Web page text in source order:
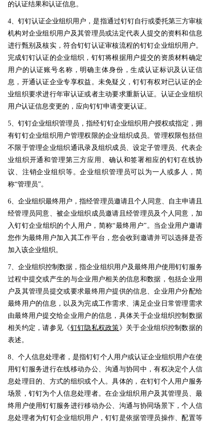
的认证结果和认证信息。
4、钉钉认证企业组织用户，是指通过钉钉自行或委托第三方审核
机构对企业组织用户及其管理员或法定代表人提交的资料和信息
进行甄别及核实，符合钉钉认证审核流程的钉钉企业组织用户。
完成钉钉认证的企业组织，钉钉将根据用户提交的资质材料确定
用户的认证账号名称，明确主体身份，生成认证标识及认证信
息，开通认证企业专享权益。未免疑义，钉钉有权对已认证的企
业组织要求进行年审认证或者主动要求重新认证。认证企业组织
用户认证信息变更的，应向钉钉申请变更认证。
5、钉钉企业组织管理员，指经钉钉企业组织用户授权或指定，拥
有钉钉企业组织用户管理权限的企业组织成员。管理权限包括但
不限于管理企业组织通讯录及组织成员、设定子管理员、代表企
业组织开通和管理第三方应用、确认和签署相应的钉钉在线协
议、注销企业组织等。企业组织管理员可以为一人或多人，简
称“管理员”。
6、企业组织最终用户，指经管理员邀请且个人同意、自主申请且
经管理员同意、被企业组织成员邀请且经管理员及个人同意，加
入钉钉企业组织的个人用户，简称“最终用户”。当企业用户邀请
您作为最终用户加入其工作平台，您会收到邀请并可以选择是否
加入该企业组织。
7、企业组织控制数据，指企业组织用户及最终用户使用钉钉服务
过程中提交或产生的与企业用户相关的信息和数据，包括企业用
户及其管理员提交或要求最终用户提供的信息、企业用户分配给
最终用户的信息，以及为完成工作需求、满足企业日常管理需求
由最终用户提交给企业用户的信息，具体关于企业组织控制数据
相关约定，请参见《钉钉隐私权政策》关于企业组织控制数据的
表述。
8、个人信息处理者，是指钉钉个人用户或认证企业组织用户在使
用钉钉服务进行在线移动办公、沟通与协同中，有权决定个人信
息处理目的、方式的组织或个人。具体的，在钉钉个人用户服务
场景，钉钉为个人信息处理者。在企业组织用户及其管理员、最
终用户使用钉钉服务进行移动办公、沟通与协同场景下，个人信
息处理者为钉钉企业组织用户，钉钉是依据管理员操作、配置等